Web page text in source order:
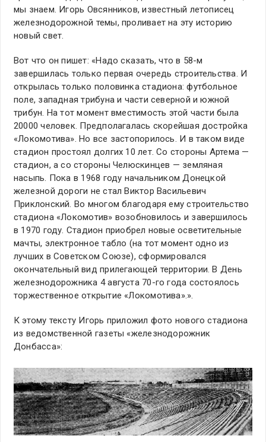
мы знаем. Игорь Овсянников, известный летописец
железнодорожной темы, проливает на эту историю
новый свет.
Вот что он пишет: «Надо сказать, что в 58-м
завершилась только первая очередь строительства. И
открылась только половинка стадиона: футбольное
поле, западная трибуна и части северной и южной
трибун. На тот момент вместимость этой части была
20000 человек. Предполагалась скорейшая достройка
«Локомотива». Но все застопорилось. И в таком виде
стадион простоял долгих 10 лет. Со стороны Артема —
стадион, а со стороны Челюскинцев — земляная
насыпь. Пока в 1968 году начальником Донецкой
железной дороги не стал Виктор Васильевич
Приклонский. Во многом благодаря ему строительство
стадиона «Локомотив» возобновилось и завершилось
в 1970 году. Стадион приобрел новые осветительные
мачты, электронное табло (на тот момент одно из
лучших в Советском Союзе), сформировался
окончательный вид прилегающей территории. В День
железнодорожника 4 августа 70-го года состоялось
торжественное открытие «Локомотива».».
К этому тексту Игорь приложил фото нового стадиона
из ведомственной газеты «железнодорожник
Донбасса»: